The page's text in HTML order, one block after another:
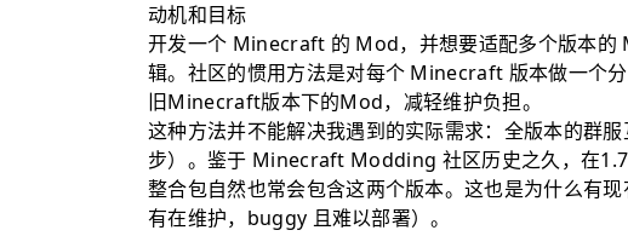
核心模块
实践历程
实现侧
构建脚本
Mixin (Especially in MinecraftForge)
调用核心模块的几个问题
动机和目标
开发一个 Minecraft 的 Mod，并想要适配多个版本
辑。社区的惯用方法是对每个 Minecraft 版本做一个
旧Minecraft版本下的Mod，减轻维护负担。
这种方法并不能解决我遇到的实际需求：全版本的群
步）。鉴于 Minecraft Modding 社区历史之久，在
整合包自然也常会包含这两个版本。这也是为什么有
有在维护，buggy 且难以部署）。